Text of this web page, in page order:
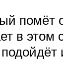
помёт
в этом